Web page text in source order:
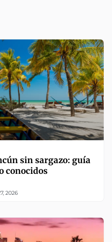
sin sargazo: guía
conocidos
2026